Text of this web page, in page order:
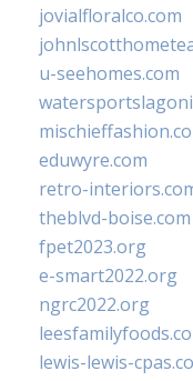
jovialfloralco.com
u-seehomes.com
eduwyre.com
retro-
theblvd-boise.com
fpet2023.org
e-smart2022.org
ngrc2022.org
lewis-lewis-